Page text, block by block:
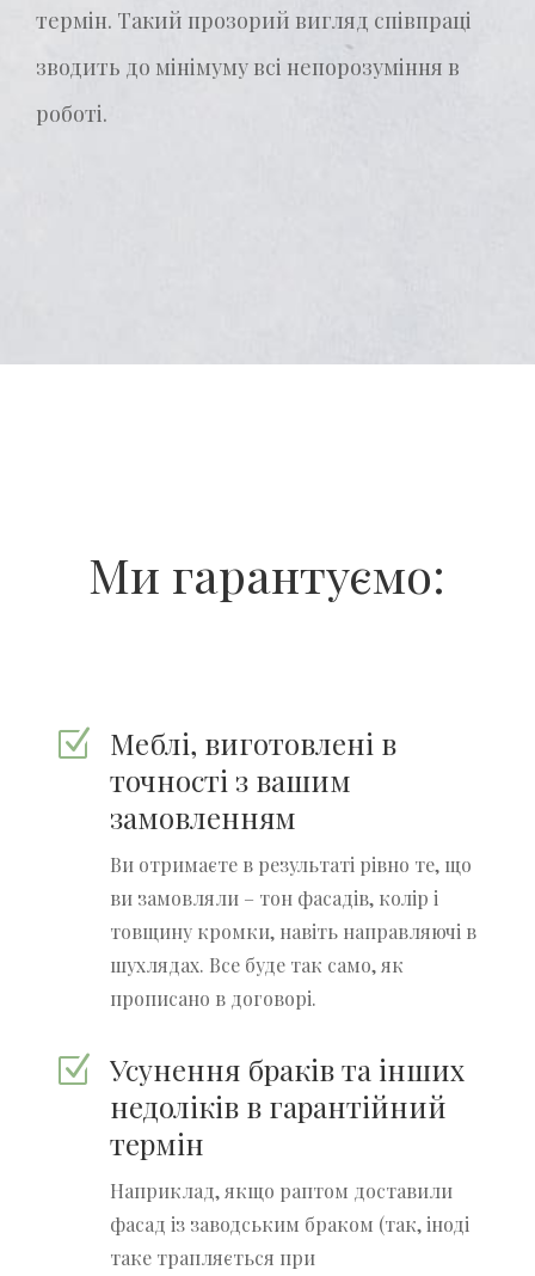
термін. Такий прозорий вигляд співпраці
зводить до мінімуму всі непорозуміння в
роботі.
Ми гарантуємо:
Z Меблі, виготовлені в
точності з вашим
замовленням
Ви отримаєте в результаті рівно те, що
ви замовляли – тон фасадів, колір і
товщину кромки, навіть направляючі в
шухлядах. Все буде так само, як
прописано в договорі.
Z Усунення браків та інших
недоліків в гарантійний
термін
Наприклад, якщо раптом доставили
фасад із заводським браком (так, іноді
таке трапляється при